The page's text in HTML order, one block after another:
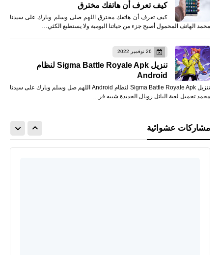
كيف تعرف أن هاتفك مخترق
كيف تعرف أن هاتفك مخترق اللهم صلى وسلم وبارك على سيدنا
محمد الهاتف المحمول أصبح جزء من حياتنا اليومية ولا يستطيع الكثي…
26 نوفمبر 2022
تنزيل Sigma Battle Royale Apk لنظام
Android
تنزيل Sigma Battle Royale Apk لنظام Android اللهم صل وسلم وبارك على سيدنا
محمد تحميل لعبة الباتل رويال الجديدة شبيه فر…
مشاركات عشوائية